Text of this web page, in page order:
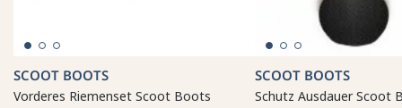
SCOOT BOOTS
Vorderes Riemenset Scoot Boots
SCOOT BOOTS
Schutz Ausdauer Scoot